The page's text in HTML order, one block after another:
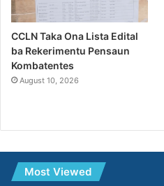
CCLN Taka Ona Lista Edital
ba Rekerimentu Pensaun
Kombatentes
August 10, 2026
Most Viewed